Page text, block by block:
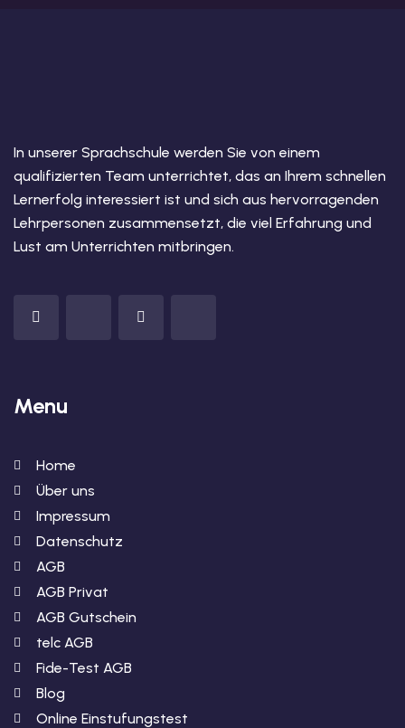
In unserer Sprachschule werden Sie von einem
qualifizierten Team unterrichtet, das an Ihrem schnellen
Lernerfolg interessiert ist und sich aus hervorragenden
Lehrpersonen zusammensetzt, die viel Erfahrung und
Lust am Unterrichten mitbringen.
Menu
Home
Über uns
Impressum
Datenschutz
AGB
AGB Privat
AGB Gutschein
telc AGB
Fide-Test AGB
Blog
Online Einstufungstest